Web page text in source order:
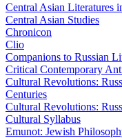
Central Asian Literatures
Central Asian Studies
Chronicon
Clio
Companions to Russian
Critical Contemporary
Cultural Revolutions:
Centuries
Cultural Revolutions:
Cultural Syllabus
Emunot: Jewish